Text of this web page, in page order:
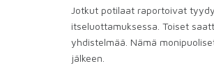
Jotkut potilaat raportoivat
itseluottamuksessa. Toiset
yhdistelmää. Nämä
jälkeen.